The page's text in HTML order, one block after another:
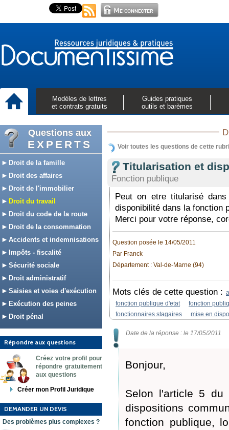
Modèles de lettres
et contrats gratuits
Guides pratiques
outils et barèmes
Questions aux
EXPERTS
Droit de la famille
Droit des affaires
Droit de l'immobilier
Droit du travail
Droit du code de la route
Droit de la consommation
Accidents et indemnisations
Impôts - fiscalité
Sécurité sociale
Droit administratif
Saisies et voies d'exécution
Exécution des peines
Droit pénal
Répondre aux questions
Créez votre profil pour
répondre gratuitement
aux questions
Créer mon Profil Juridique
DEMANDER UN DEVIS
Des problèmes plus complexes ?
Voir toutes les questions de cette
Titularisation et
Fonction publique
Peut on etre titularisé
disponibilité dans la fonction
Merci pour votre réponse,
Question posée le 14/05/2011
Par Franck
Département : Val-de-Marne (94)
Mots clés de cette question :
fonction publique d'etat
fonction
fonctionnaires stagaires
mise en
Date de la réponse : le 17/05/2011
Bonjour,
Selon l'article 5 du
dispositions
fonction publique,